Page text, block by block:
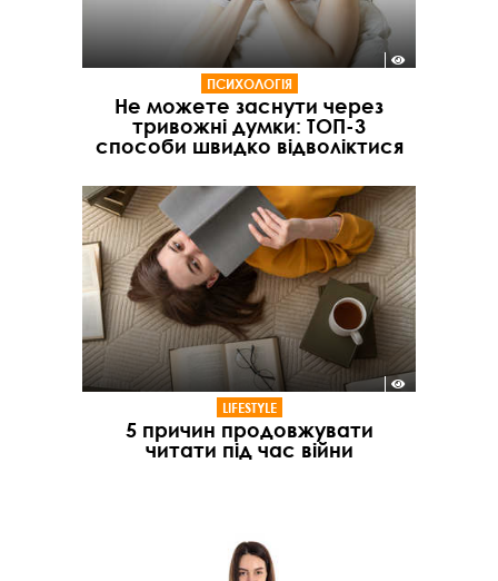
ПСИХОЛОГІЯ
Не можете заснути через
тривожні думки: ТОП-3
способи швидко відволіктися
LIFESTYLE
5 причин продовжувати
читати під час війни